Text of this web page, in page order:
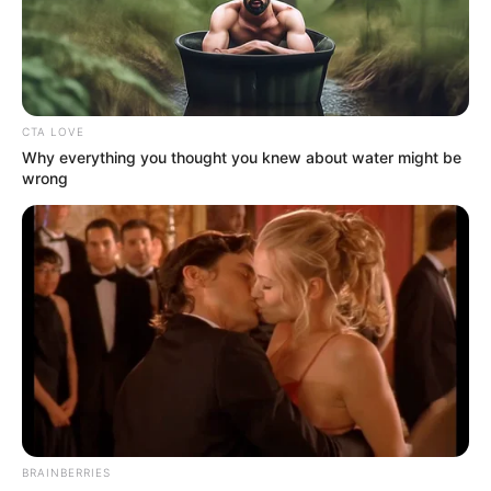
Why this ordinary drink is the secret to feeling
your best every day
CTA LOVE
CTA LOVE
Why everything you thought you knew about water might be
wrong
BRAINBERRIES